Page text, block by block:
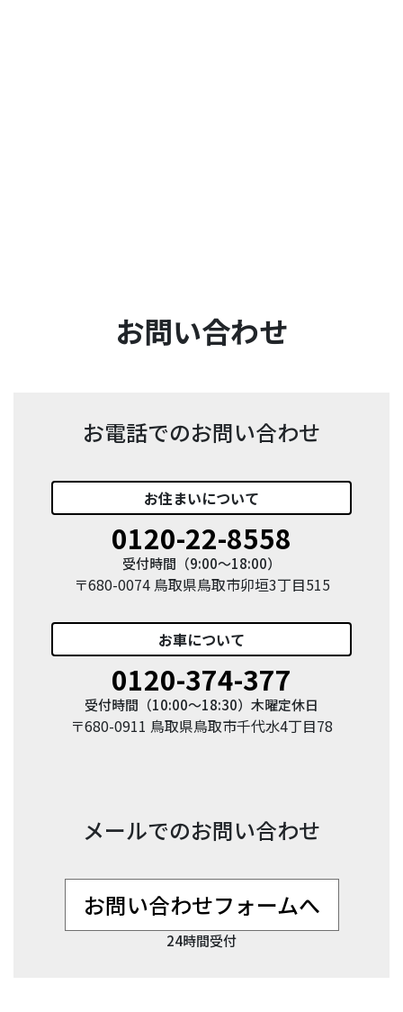
お問い合わせ
お電話でのお問い合わせ
お住まいについて
0120-22-8558
受付時間（9:00〜18:00）
〒680-0074 鳥取県鳥取市卯垣3丁目515
お車について
0120-374-377
受付時間（10:00〜18:30）木曜定休日
〒680-0911 鳥取県鳥取市千代水4丁目78
メールでのお問い合わせ
お問い合わせフォームへ
24時間受付